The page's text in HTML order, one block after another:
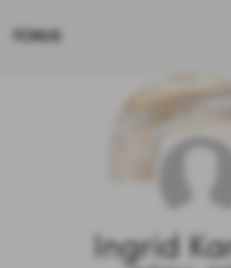
FONUS
Ingrid